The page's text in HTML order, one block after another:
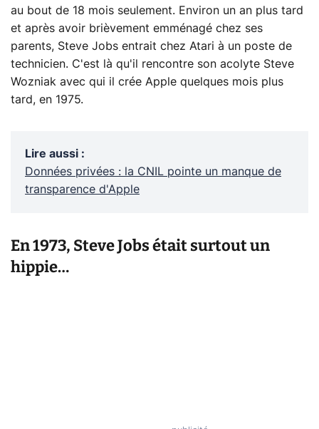
au bout de 18 mois seulement. Environ un an plus tard
et après avoir brièvement emménagé chez ses
parents, Steve Jobs entrait chez Atari à un poste de
technicien. C'est là qu'il rencontre son acolyte Steve
Wozniak avec qui il crée Apple quelques mois plus
tard, en 1975.
Lire aussi :
Données privées : la CNIL pointe un manque de
transparence d'Apple
En 1973, Steve Jobs était surtout un
hippie…